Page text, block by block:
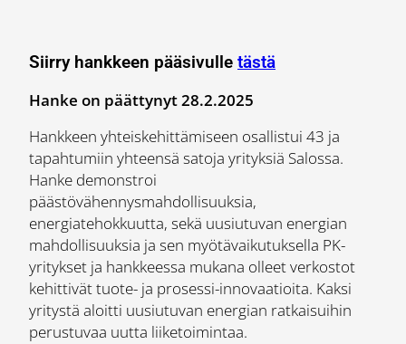
Siirry hankkeen pääsivulle tästä
Hanke on päättynyt 28.2.2025
Hankkeen yhteiskehittämiseen osallistui 43 ja
tapahtumiin yhteensä satoja yrityksiä Salossa.
Hanke demonstroi
päästövähennysmahdollisuuksia,
energiatehokkuutta, sekä uusiutuvan energian
mahdollisuuksia ja sen myötävaikutuksella PK-
yritykset ja hankkeessa mukana olleet verkostot
kehittivät tuote- ja prosessi-innovaatioita. Kaksi
yritystä aloitti uusiutuvan energian ratkaisuihin
perustuvaa uutta liiketoimintaa.